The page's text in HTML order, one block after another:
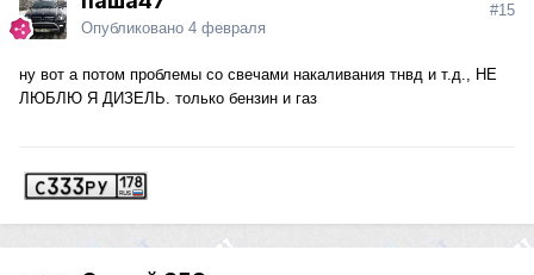
Опубликовано 4 февраля
#15
ну вот а потом проблемы со свечами накаливания тнвд и т.д., НЕ
ЛЮБЛЮ Я ДИЗЕЛЬ. только бензин и газ